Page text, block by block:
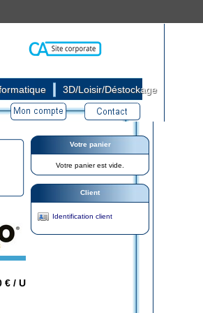
3D/Loisir/Déstockage
€ / U
Votre panier
Votre panier est vide.
Client
Identification client